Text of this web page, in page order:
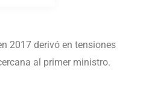
2017 derivó en tensiones
al primer ministro.